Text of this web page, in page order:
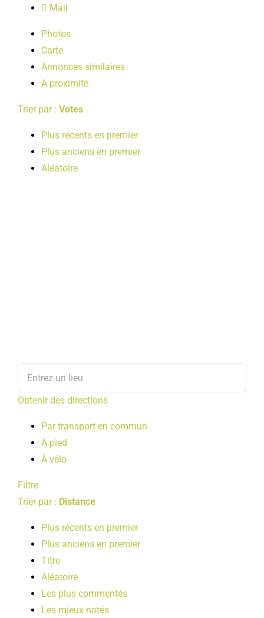
LOISIRS
PUBLICATIONS
Mail
Photos
Carte
Annonces similaires
A proximité
Trier par : Votes
Plus récents en premier
Plus anciens en premier
Aléatoire
Obtenir des directions
Par transport en commun
A pied
À vélo
Filtre
Trier par : Distance
Plus récents en premier
Plus anciens en premier
Titre
Aléatoire
Les plus commentés
Les mieux notés